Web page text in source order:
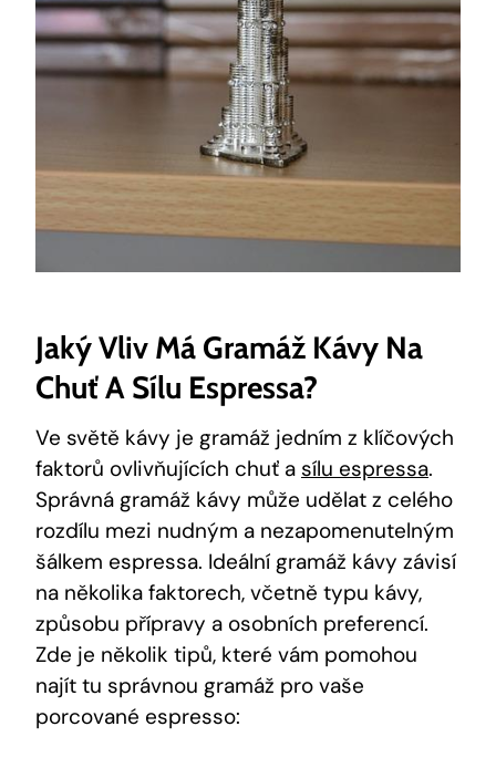
Jaký Vliv Má Gramáž⁢ Kávy ⁤na
Chuť ⁤a Sílu ⁢espressa?
Ve‌ světě kávy⁤ je gramáž jedním z klíčových
⁢faktorů ovlivňujících chuť a sílu espressa.
Správná gramáž ⁣kávy může udělat z celého
⁢rozdílu ​mezi nudným a nezapomenutelným
šálkem espressa. Ideální​ gramáž kávy‌ závisí
​na několika⁢ faktorech, včetně​ typu kávy,
způsobu⁤ přípravy a osobních‌ preferencí.
Zde ⁢je několik tipů, ‌které vám pomohou
⁤najít tu správnou gramáž pro vaše
‍porcované espresso: